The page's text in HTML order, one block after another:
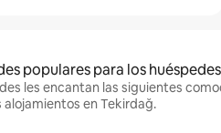
populares para los huéspedes
les encantan las siguientes
alojamientos en Tekirdağ.